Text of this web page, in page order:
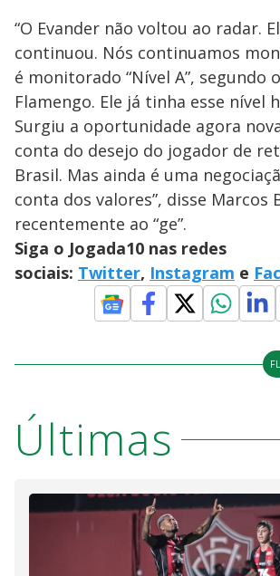
“O Evander não voltou ao radar.
continuou. Nós continuamos
é monitorado “Nível A”, segundo
Flamengo. Ele já tinha esse nível
Surgiu a oportunidade agora
conta do desejo do jogador de
Brasil. Mas ainda é uma
conta dos valores”, disse Marcos
recentemente ao “ge”.
Siga o Jogada10 nas redes
sociais: Twitter, Instagram e
Últimas